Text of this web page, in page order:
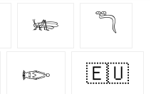
𓆧 𓆕
𓆢 🇪🇺